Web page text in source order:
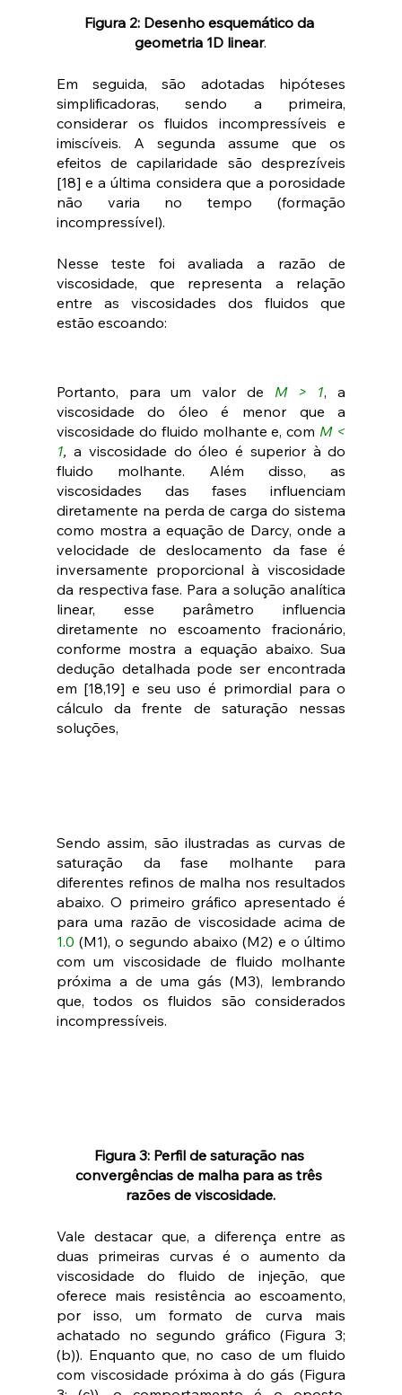
Figura 2: Desenho esquemático da
geometria 1D linear.
Em seguida, são adotadas hipóteses
simplificadoras, sendo a primeira,
considerar os fluidos incompressíveis e
imiscíveis. A segunda assume que os
efeitos de capilaridade são desprezíveis
[18] e a última considera que a porosidade
não varia no tempo (formação
incompressível).
Nesse teste foi avaliada a razão de
viscosidade, que representa a relação
entre as viscosidades dos fluidos que
estão escoando:
Portanto, para um valor de M > 1, a
viscosidade do óleo é menor que a
viscosidade do fluido molhante e, com M <
1, a viscosidade do óleo é superior à do
fluido molhante. Além disso, as
viscosidades das fases influenciam
diretamente na perda de carga do sistema
como mostra a equação de Darcy, onde a
velocidade de deslocamento da fase é
inversamente proporcional à viscosidade
da respectiva fase. Para a solução analítica
linear, esse parâmetro influencia
diretamente no escoamento fracionário,
conforme mostra a equação abaixo. Sua
dedução detalhada pode ser encontrada
em [18,19] e seu uso é primordial para o
cálculo da frente de saturação nessas
soluções,
Sendo assim, são ilustradas as curvas de
saturação da fase molhante para
diferentes refinos de malha nos resultados
abaixo. O primeiro gráfico apresentado é
1.0 (M1), o segundo abaixo (M2) e o último
com um viscosidade de fluido molhante
próxima a de uma gás (M3), lembrando
que, todos os fluidos são considerados
incompressíveis.
Figura 3: Perfil de saturação nas
convergências de malha para as três
razões de viscosidade.
Vale destacar que, a diferença entre as
duas primeiras curvas é o aumento da
viscosidade do fluido de injeção, que
oferece mais resistência ao escoamento,
por isso, um formato de curva mais
achatado no segundo gráfico (Figura 3;
(b)). Enquanto que, no caso de um fluido
com viscosidade próxima à do gás (Figura